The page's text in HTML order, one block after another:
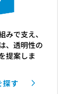
で支え、
、透明性の
提案しま
探す